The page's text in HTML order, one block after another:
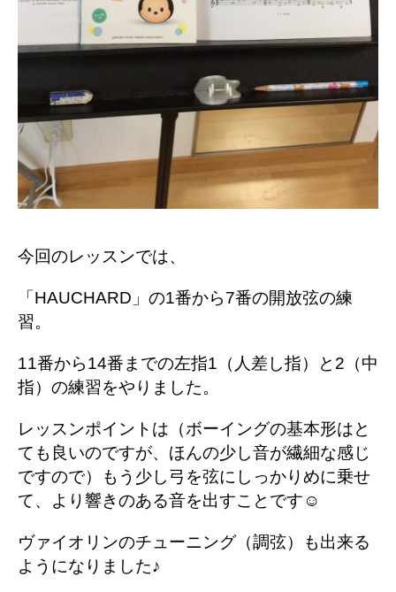
今回のレッスンでは、
「HAUCHARD」の1番から7番の開放弦の練
習。
11番から14番までの左指1（人差し指）と2（中
指）の練習をやりました。
レッスンポイントは（ボーイングの基本形はと
ても良いのですが、ほんの少し音が繊細な感じ
ですので）もう少し弓を弦にしっかりめに乗せ
て、より響きのある音を出すことです☺
ヴァイオリンのチューニング（調弦）も出来る
ようになりました♪